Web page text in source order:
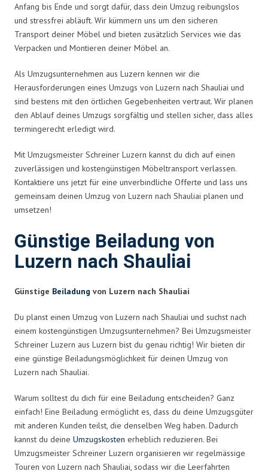
Anfang bis Ende und sorgt dafür, dass dein Umzug reibungslos
und stressfrei abläuft. Wir kümmern uns um den sicheren
Transport deiner Möbel und bieten zusätzlich Services wie das
Verpacken und Montieren deiner Möbel an.
Als Umzugsunternehmen aus Luzern kennen wir die
Herausforderungen eines Umzugs von Luzern nach Shauliai und
sind bestens mit den örtlichen Gegebenheiten vertraut. Wir planen
den Ablauf deines Umzugs sorgfältig und stellen sicher, dass alles
termingerecht erledigt wird.
Mit Umzugsmeister Schreiner Luzern kannst du dich auf einen
zuverlässigen und kostengünstigen Möbeltransport verlassen.
Kontaktiere uns jetzt für eine unverbindliche Offerte und lass uns
gemeinsam deinen Umzug von Luzern nach Shauliai planen und
umsetzen!
Günstige Beiladung von
Luzern nach Shauliai
Günstige Beiladung von Luzern nach Shauliai
Du planst einen Umzug von Luzern nach Shauliai und suchst nach
einem kostengünstigen Umzugsunternehmen? Bei Umzugsmeister
Schreiner Luzern aus Luzern bist du genau richtig! Wir bieten dir
eine günstige Beiladungsmöglichkeit für deinen Umzug von
Luzern nach Shauliai.
Warum solltest du dich für eine Beiladung entscheiden? Ganz
einfach! Eine Beiladung ermöglicht es, dass du deine Umzugsgüter
mit anderen Kunden teilst, die denselben Weg haben. Dadurch
kannst du deine Umzugskosten erheblich reduzieren. Bei
Umzugsmeister Schreiner Luzern organisieren wir regelmässige
Touren von Luzern nach Shauliai, sodass wir die Leerfahrten